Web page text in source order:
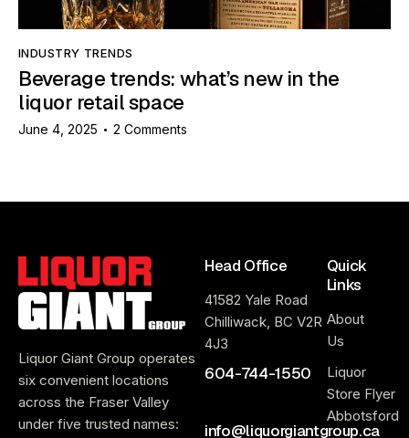
INDUSTRY TRENDS
Beverage trends: what’s new in the
liquor retail space
June 4, 2025 2 Comments
Liquor Giant Group operates
six convenient locations
across the Fraser Valley
under five trusted names:
Head Office
41582 Yale Road
Chilliwack, BC V2R
4J3
604-744-1550
info@liquorgiantgroup.ca
Quick
Links
About
Us
Liquor
Store Flyer
Abbotsford